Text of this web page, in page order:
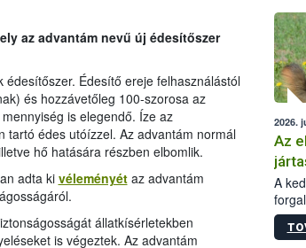
az advantám nevű új édesítőszer
Édesítő ereje felhasználástól
és hozzávetőleg 100-szorosa az
is elegendő. Íze az
tartó édes utóízzel. Az advantám normál
hő hatására részben elbomlik.
adta ki véleményétaz advantám
állatkísérletekben
is végeztek. Az advantám
2026.
Az
A